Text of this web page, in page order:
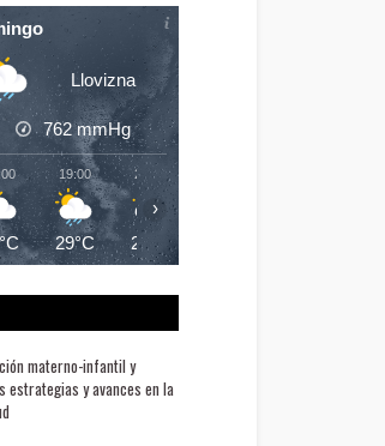
Llovizna
762mmHg
19:00
29°C
20:00
26°C
›
materno-infantil y
estrategias y avances en la